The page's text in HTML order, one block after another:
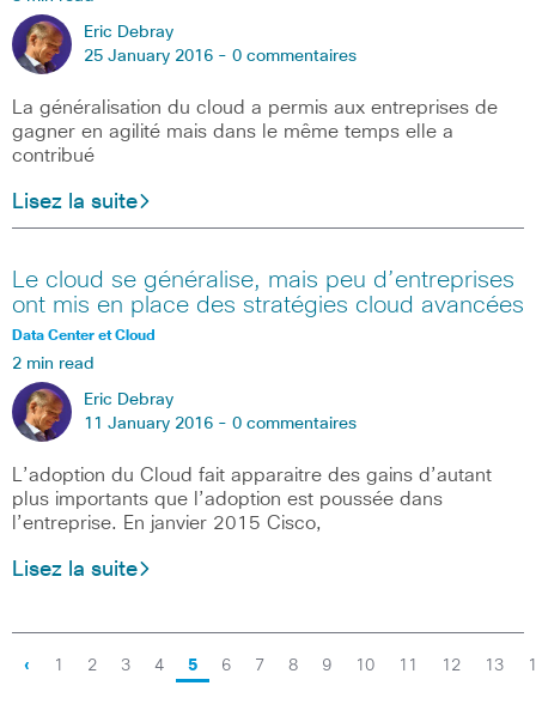
Eric Debray
25 January 2016 - 0 commentaires
La généralisation du cloud a permis aux entreprises de
gagner en agilité mais dans le même temps elle a
contribué
Lisez la suite
Le cloud se généralise, mais peu d’entreprises
ont mis en place des stratégies cloud avancées
Data Center et Cloud
2 min read
Eric Debray
11 January 2016 - 0 commentaires
L’adoption du Cloud fait apparaitre des gains d’autant
plus importants que l’adoption est poussée dans
l’entreprise. En janvier 2015 Cisco,
Lisez la suite
‹ 1 2 3 4 5 6 7 8 9 10 11 12 13